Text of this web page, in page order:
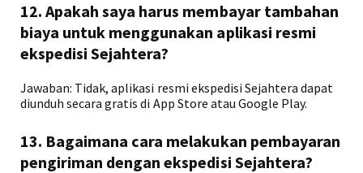
12. Apakah saya harus membayar tambahan
biaya untuk menggunakan aplikasi resmi
ekspedisi Sejahtera?
Jawaban: Tidak, aplikasi resmi ekspedisi Sejahtera dapat
diunduh secara gratis di App Store atau Google Play.
13. Bagaimana cara melakukan pembayaran
pengiriman dengan ekspedisi Sejahtera?